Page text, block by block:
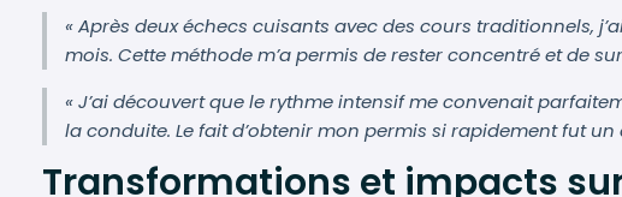
« Après deux échecs cuisants avec des cours traditionnels,
mois. Cette méthode m’a permis de rester concentré et de
« J’ai découvert que le rythme intensif me convenait
la conduite. Le fait d’obtenir mon permis si rapidement fut
Transformations et impacts